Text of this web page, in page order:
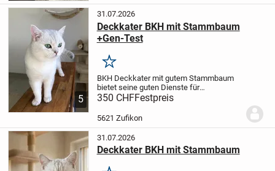
5
31.07.2026
Deckkater BKH mit Stammbaum
+Gen-Test
Merken
BKH Deckkater mit gutem Stammbaum
bietet seine guten Dienste für
Katzenbabys an.Heimdeckung auf
Anfrage (bei der Kätzin daheim zu Hause)
079 861 06 77
hübsche edler BKH...
350 CHFFestpreis
5621 Zufikon
31.07.2026
Deckkater BKH mit Stammbaum